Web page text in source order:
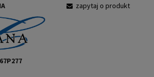
zapytaj o produkt